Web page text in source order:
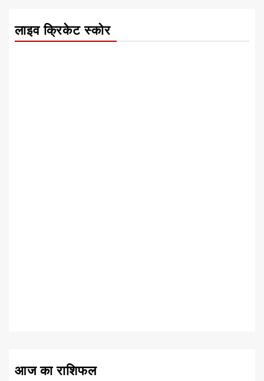
लाइव क्रिकेट स्कोर
आज का राशिफल